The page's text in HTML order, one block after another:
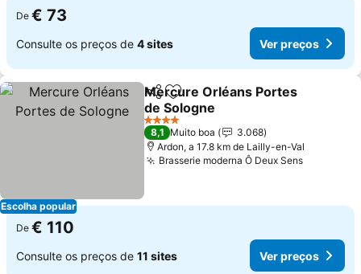
De € 73
Consulte os preços de 4 sites Ver preços
Escolha popular
PartilharAdicionar aos favoritos
Mercure Orléans Portes
de Sologne
4 Estrelas
8,1 Muito boa
3.068
Ardon, a 17.8 km de Lailly-en-Val
Brasserie moderna Ô Deux Sens
De € 110
Consulte os preços de 11 sites Ver preços